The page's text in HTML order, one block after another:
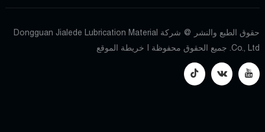
حقوق الطبع والنشر @ شركة Dongguan Jialede Lubrication Material
Co., Ltd. جميع الحقوق محفوظة |
خريطة الموقع